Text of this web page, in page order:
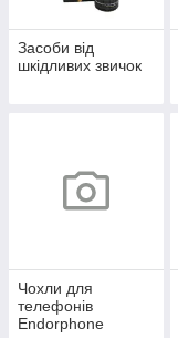
Засоби від
шкідливих звичок
Чохли для
телефонів
Endorphone